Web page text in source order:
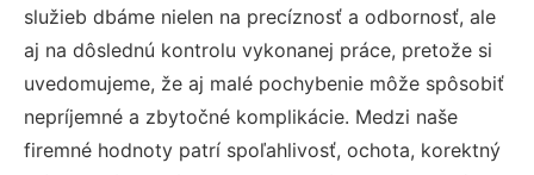
služieb dbáme nielen na precíznosť a odbornosť, ale
aj na dôslednú kontrolu vykonanej práce, pretože si
uvedomujeme, že aj malé pochybenie môže spôsobiť
nepríjemné a zbytočné komplikácie. Medzi naše
firemné hodnoty patrí spoľahlivosť, ochota, korektný